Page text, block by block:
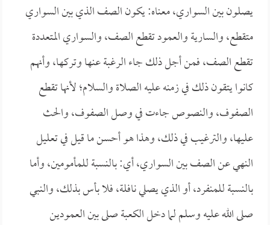
يصلون بين السواري، معناه: يكون الصف الذي بين السواري
متقطع، والسارية والعمود تقطع الصف، والسواري المتعددة
تقطع الصف، فمن أجل ذلك جاء الرغبة عنها وتركها، وأنهم
كانوا يتقون ذلك في زمنه عليه الصلاة والسلام؛ لأنها تقطع
الصفوف، والنصوص جاءت في وصل الصفوف، والحث
عليها، والترغيب في ذلك، وهذا هو أحسن ما قيل في تعليل
النهي عن الصف بين السواري، أي: بالنسبة للمأمومين، وأما
بالنسبة للمنفرد، أو الذي يصلي نافلة، فلا بأس بذلك، والنبي
صلى الله عليه وسلم لما دخل الكعبة صلى بين العمودين